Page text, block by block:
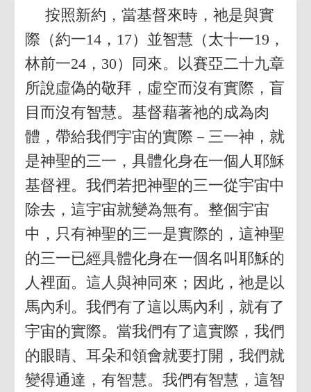
按照新約，當基督來時，祂是與實
際（約一14，17）並智慧（太十一19，
林前一24，30）同來。以賽亞二十九章
所說虛偽的敬拜，虛空而沒有實際，盲
目而沒有智慧。基督藉著祂的成為肉
體，帶給我們宇宙的實際－三一神，就
是神聖的三一，具體化身在一個人耶穌
基督裡。我們若把神聖的三一從宇宙中
除去，這宇宙就變為無有。整個宇宙
中，只有神聖的三一是實際的，這神聖
的三一已經具體化身在一個名叫耶穌的
人裡面。這人與神同來；因此，祂是以
馬內利。我們有了這以馬內利，就有了
宇宙的實際。當我們有了這實際，我們
的眼睛、耳朵和領會就要打開，我們就
變得通達，有智慧。我們有智慧，這智